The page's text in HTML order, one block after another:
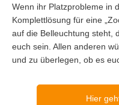
Wenn ihr Platzprobleme in
Komplettlösung für eine
auf die Belleuchtung steht,
euch sein. Allen anderen
und zu überlegen, ob es
Hier